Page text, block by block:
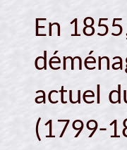
En
actuel
(1799-